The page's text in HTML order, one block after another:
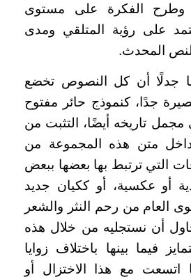
وطرح الفكرة على مستوى
على رؤية المتلقي ومدى
المحدث.
جدلًا أن كل النصوص تخضع
جدًا، كنموذج حائر مفتوح
تاريخه أيضًا، التثبت من
داخل متن هذه المجموعة من
التي ترتبط بها بعضها ببعض
أو عكسية، أو ككيان جديد
العام من رحم النثر والشعر
أن نستجليه من خلال هذه
فيما بينها باختلاف زوايا
اتسعت مع هذا الاختزال أو